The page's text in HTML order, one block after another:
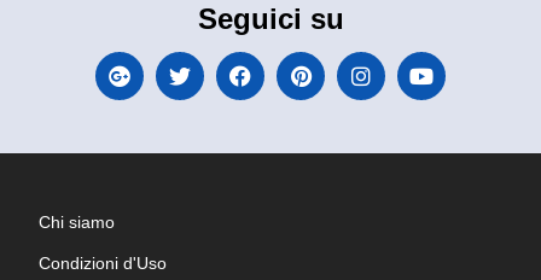
Seguici su
Chi siamo
Condizioni d'Uso